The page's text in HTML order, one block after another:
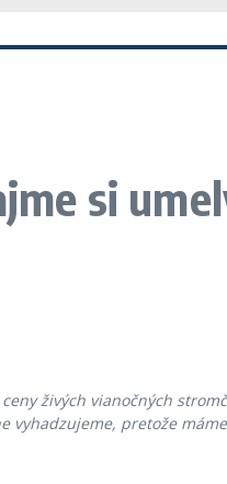
si
živých vianočných
pretože